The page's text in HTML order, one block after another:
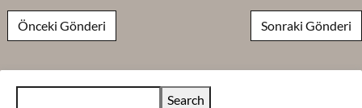
Post navigation
Önceki Gönderi Sonraki Gönderi
Search